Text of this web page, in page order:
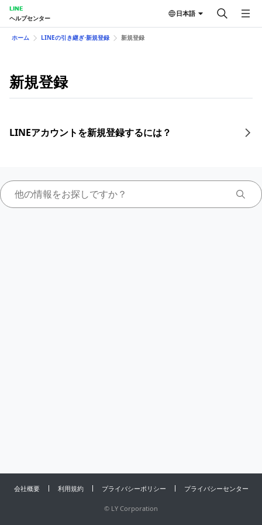
LINE
ヘルプセンター
日本語
ホーム LINEの引き継ぎ⋅新規登録 新規登録
新規登録
LINEアカウントを新規登録するには？
会社概要 利用規約 プライバシーポリシー プライバシーセンター
© LY Corporation